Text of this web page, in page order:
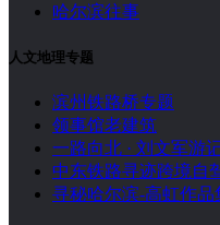
哈尔滨往事
人文地理专题
滨州铁路桥专题
领事馆老建筑
一路向北 · 刘文军游
中东铁路寻迹跨境自
寻秘哈尔滨-高虹作品